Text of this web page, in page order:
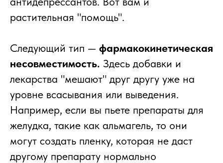
растительная "помощь".
Следующий тип — фармакокинетическая
несовместимость. Здесь добавки и
лекарства "мешают" друг другу уже на
уровне всасывания или выведения.
Например, если вы пьете препараты для
желудка, такие как альмагель, то они
могут создать пленку, которая не даст
другому препарату нормально